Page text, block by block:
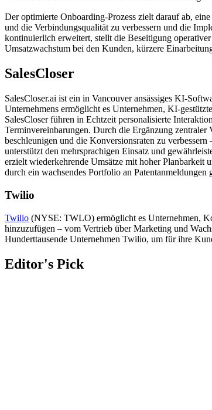
Der optimierte Onboarding-Prozess zielt darauf ab,
und die Verbindungsqualität zu verbessern und die
kontinuierlich erweitert, stellt die Beseitigung
Umsatzwachstum bei den Kunden, kürzere
SalesCloser
SalesCloser.ai ist ein in Vancouver ansässiges KI-
Unternehmens ermöglicht es Unternehmen, KI-
SalesCloser führen in Echtzeit personalisierte
Terminvereinbarungen. Durch die Ergänzung
beschleunigen und die Konversionsraten zu
unterstützt den mehrsprachigen Einsatz und
erzielt wiederkehrende Umsätze mit hoher
durch ein wachsendes Portfolio an
Twilio
Twilio (NYSE: TWLO) ermöglicht es Unternehmen,
hinzuzufügen – vom Vertrieb über Marketing und
Hunderttausende Unternehmen Twilio, um für ihre
Editor's Pick